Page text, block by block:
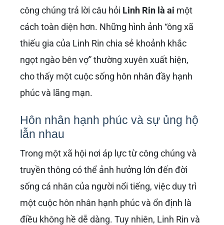
công chúng trả lời câu hỏi Linh Rin là ai một
cách toàn diện hơn. Những hình ảnh “ông xã
thiếu gia của Linh Rin chia sẻ khoảnh khắc
ngọt ngào bên vợ” thường xuyên xuất hiện,
cho thấy một cuộc sống hôn nhân đầy hạnh
phúc và lãng mạn.
Hôn nhân hạnh phúc và sự ủng hộ
lẫn nhau
Trong một xã hội nơi áp lực từ công chúng và
truyền thông có thể ảnh hưởng lớn đến đời
sống cá nhân của người nổi tiếng, việc duy trì
một cuộc hôn nhân hạnh phúc và ổn định là
điều không hề dễ dàng. Tuy nhiên, Linh Rin và